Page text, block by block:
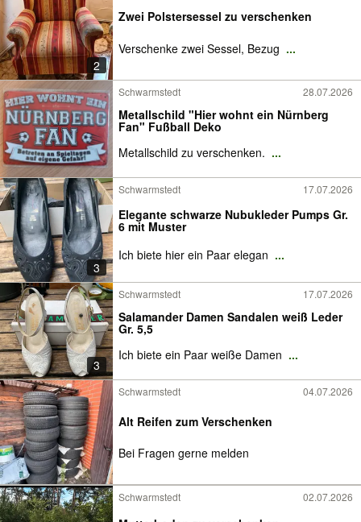
2
Zwei Polstersessel zu verschenken
Verschenke zwei Sessel, Bezug ...
Schwarmstedt 28.07.2026
Metallschild "Hier wohnt ein Nürnberg
Fan" Fußball Deko
Metallschild zu verschenken. ...
3
Schwarmstedt 17.07.2026
Elegante schwarze Nubukleder Pumps Gr.
6 mit Muster
Ich biete hier ein Paar elegan ...
3
Schwarmstedt 17.07.2026
Salamander Damen Sandalen weiß Leder
Gr. 5,5
Ich biete ein Paar weiße Damen ...
Schwarmstedt 04.07.2026
Alt Reifen zum Verschenken
Bei Fragen gerne melden
Schwarmstedt 02.07.2026